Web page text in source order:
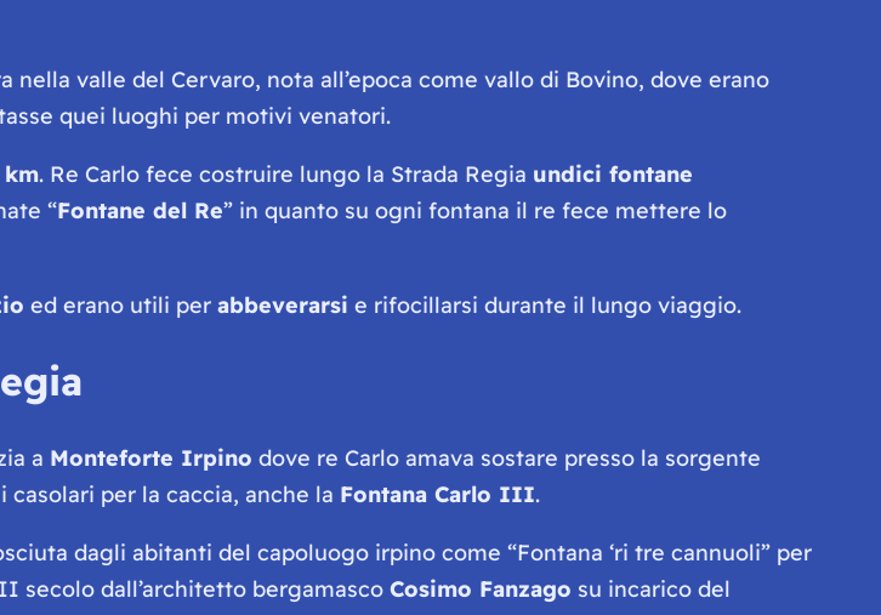
nella valle del Cervaro, nota all’epoca come vallo di Bovino, dove erano
quei luoghi per motivi venatori.
. Re Carlo fece costruire lungo la Strada Regia undici fontane
“Fontane del Re” in quanto su ogni fontana il re fece mettere lo
ed erano utili per abbeverarsi e rifocillarsi durante il lungo viaggio.
a Monteforte Irpino dove re Carlo amava sostare presso la sorgente
per la caccia, anche la Fontana Carlo III.
dagli abitanti del capoluogo irpino come “Fontana ‘ri tre cannuoli” per
secolo dall’architetto bergamasco Cosimo Fanzago su incarico del